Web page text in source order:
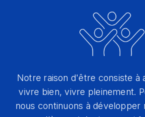
Notre raison d'être consiste à
vivre bien, vivre pleinement.
nous continuons à développer